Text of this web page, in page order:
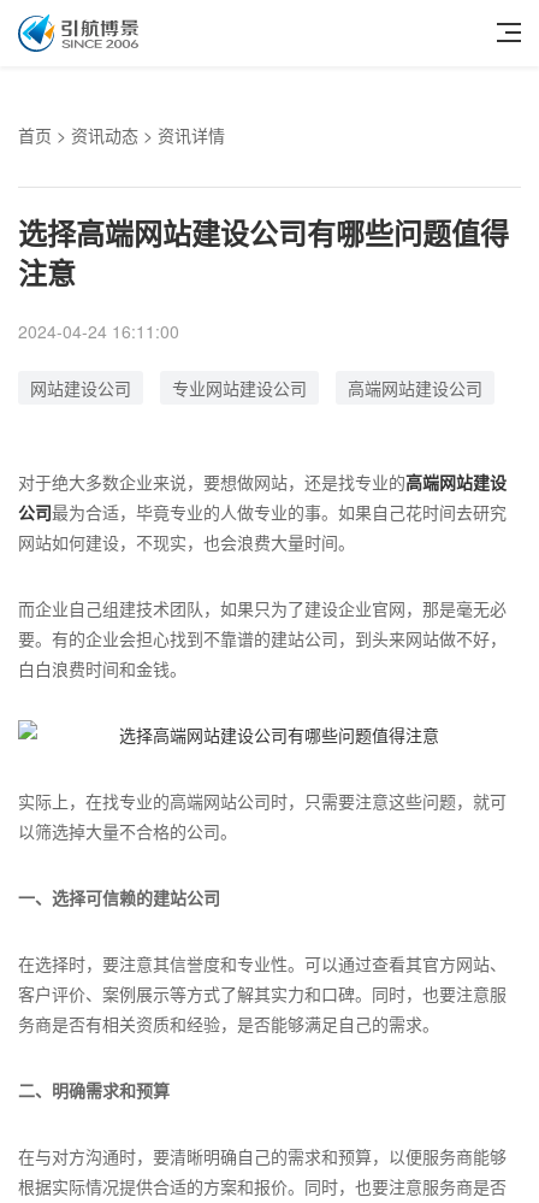
首页 > 资讯动态 > 资讯详情
选择高端网站建设公司有哪些问题值得
注意
2024-04-24 16:11:00
网站建设公司 专业网站建设公司 高端网站建设公司
对于绝大多数企业来说，要想做网站，还是找专业的高端网站建设
公司最为合适，毕竟专业的人做专业的事。如果自己花时间去研究
网站如何建设，不现实，也会浪费大量时间。
而企业自己组建技术团队，如果只为了建设企业官网，那是毫无必
要。有的企业会担心找到不靠谱的建站公司，到头来网站做不好，
白白浪费时间和金钱。
实际上，在找专业的高端网站公司时，只需要注意这些问题，就可
以筛选掉大量不合格的公司。
一、选择可信赖的建站公司
在选择时，要注意其信誉度和专业性。可以通过查看其官方网站、
客户评价、案例展示等方式了解其实力和口碑。同时，也要注意服
务商是否有相关资质和经验，是否能够满足自己的需求。
二、明确需求和预算
在与对方沟通时，要清晰明确自己的需求和预算，以便服务商能够
根据实际情况提供合适的方案和报价。同时，也要注意服务商是否